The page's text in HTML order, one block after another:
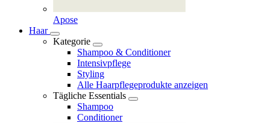
Apose
Haar
Kategorie
Shampoo & Conditioner
Intensivpflege
Styling
Alle Haarpflegeprodukte anzeigen
Tägliche Essentials
Shampoo
Conditioner